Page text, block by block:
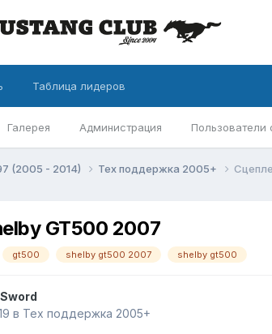
Галерея Администрация Пользователи
Таблица лидеров
(2005 - 2014) Тех поддержка 2005+
GT500 2007
gt500 shelby gt500 2007 shelby gt500
в Тех поддержка 2005+